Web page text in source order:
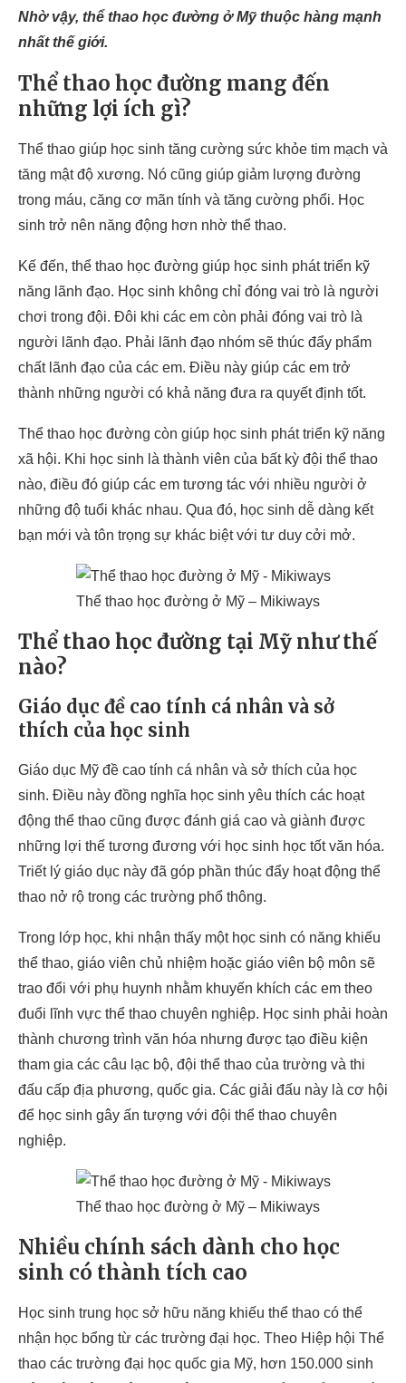
Nhờ vậy, thể thao học đường ở Mỹ thuộc hàng mạnh
nhất thế giới.
Thể thao học đường mang đến
những lợi ích gì?
Thể thao giúp học sinh tăng cường sức khỏe tim mạch và
tăng mật độ xương. Nó cũng giúp giảm lượng đường
trong máu, căng cơ mãn tính và tăng cường phổi. Học
sinh trở nên năng động hơn nhờ thể thao.
Kế đến, thể thao học đường giúp học sinh phát triển kỹ
năng lãnh đạo. Học sinh không chỉ đóng vai trò là người
chơi trong đội. Đôi khi các em còn phải đóng vai trò là
người lãnh đạo. Phải lãnh đạo nhóm sẽ thúc đẩy phẩm
chất lãnh đạo của các em. Điều này giúp các em trở
thành những người có khả năng đưa ra quyết định tốt.
Thể thao học đường còn giúp học sinh phát triển kỹ năng
xã hội. Khi học sinh là thành viên của bất kỳ đội thể thao
nào, điều đó giúp các em tương tác với nhiều người ở
những độ tuổi khác nhau. Qua đó, học sinh dễ dàng kết
bạn mới và tôn trọng sự khác biệt với tư duy cởi mở.
Thể thao học đường ở Mỹ – Mikiways
Thể thao học đường tại Mỹ như thế
nào?
Giáo dục đề cao tính cá nhân và sở
thích của học sinh
Giáo dục Mỹ đề cao tính cá nhân và sở thích của học
sinh. Điều này đồng nghĩa học sinh yêu thích các hoạt
động thể thao cũng được đánh giá cao và giành được
những lợi thế tương đương với học sinh học tốt văn hóa.
Triết lý giáo dục này đã góp phần thúc đẩy hoạt động thể
thao nở rộ trong các trường phổ thông.
Trong lớp học, khi nhận thấy một học sinh có năng khiếu
thể thao, giáo viên chủ nhiệm hoặc giáo viên bộ môn sẽ
trao đổi với phụ huynh nhằm khuyến khích các em theo
đuổi lĩnh vực thể thao chuyên nghiệp. Học sinh phải hoàn
thành chương trình văn hóa nhưng được tạo điều kiện
tham gia các câu lạc bộ, đội thể thao của trường và thi
đấu cấp địa phương, quốc gia. Các giải đấu này là cơ hội
để học sinh gây ấn tượng với đội thể thao chuyên
nghiệp.
Thể thao học đường ở Mỹ – Mikiways
Nhiều chính sách dành cho học
sinh có thành tích cao
Học sinh trung học sở hữu năng khiếu thể thao có thể
nhận học bổng từ các trường đại học. Theo Hiệp hội Thể
thao các trường đại học quốc gia Mỹ, hơn 150.000 sinh